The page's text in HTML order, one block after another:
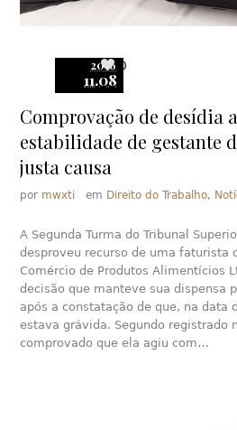
2016
11.08
0
Comprovação de desídia
estabilidade de gestante
justa causa
por mwxti em Direito do Trabalho,
A Segunda Turma do Tribunal
desproveu recurso de uma faturista
Comércio de Produtos Alimentícios
decisão que manteve sua dispensa
após a constatação de que, na data
estava grávida. Segundo registrado
comprovado que ela agiu com…